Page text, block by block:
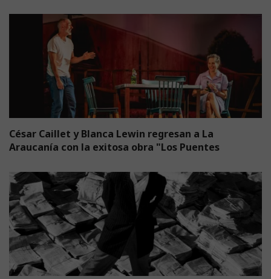
César Caillet y Blanca Lewin regresan a La
Araucanía con la exitosa obra "Los Puentes